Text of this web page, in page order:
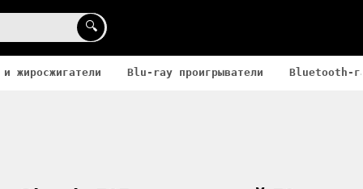
🔍
жиросжигатели Blu-ray проигрыватели Bluetooth-